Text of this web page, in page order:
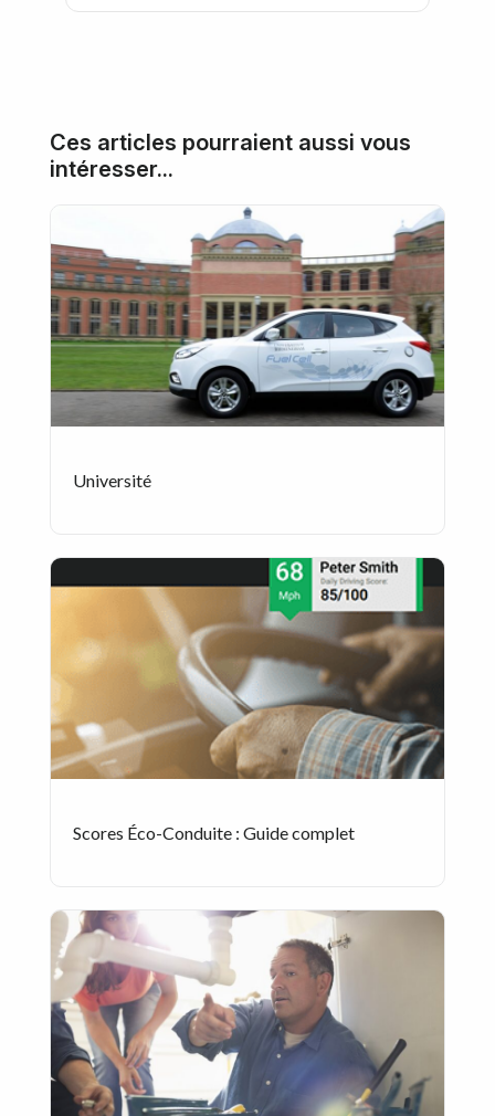
Ces articles pourraient aussi vous
intéresser...
Université
Scores Éco-Conduite : Guide complet